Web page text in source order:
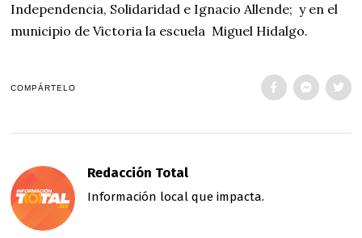
Independencia, Solidaridad e Ignacio Allende; y en el
municipio de Victoria la escuela Miguel Hidalgo.
COMPÁRTELO
Redacción Total
Información local que impacta.